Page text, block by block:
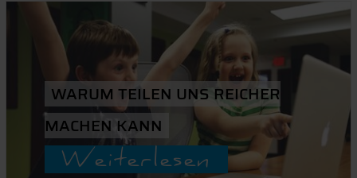
WARUM TEILEN UNS REICHER
MACHEN KANN
Weiterlesen